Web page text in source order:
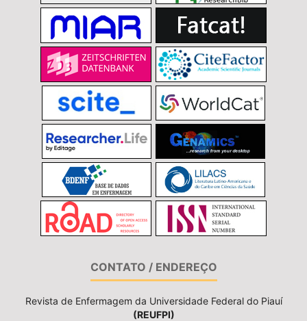
CONTATO / ENDEREÇO
Revista de Enfermagem da Universidade Federal do Piauí
(REUFPI)